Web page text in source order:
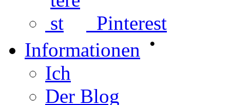
Pinterest
Informationen •
Ich
Der Blog